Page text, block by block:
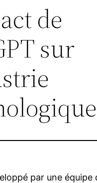
de
sur
par une équipe